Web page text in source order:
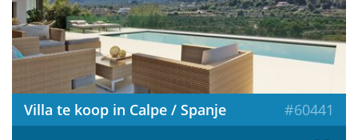
Villa te koop in Calpe / Spanje #60441